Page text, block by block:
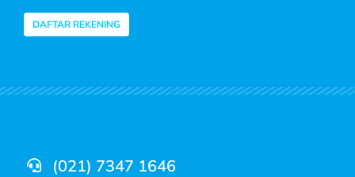
DAFTAR REKENING
(021) 7347 1646